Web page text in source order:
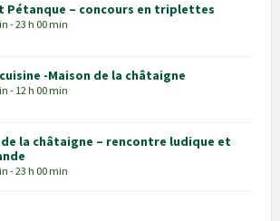
Pétanque – concours en triplettes
- 23 h 00 min
-Maison de la châtaigne
- 12 h 00 min
de la châtaigne – rencontre ludique et
- 23 h 00 min